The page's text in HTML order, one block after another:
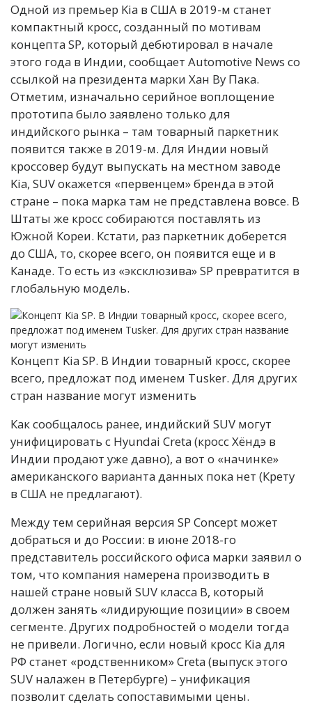
Одной из премьер Kia в США в 2019-м станет
компактный кросс, созданный по мотивам
концепта SP, который дебютировал в начале
этого года в Индии, сообщает Automotive News со
ссылкой на президента марки Хан Ву Пака.
Отметим, изначально серийное воплощение
прототипа было заявлено только для
индийского рынка – там товарный паркетник
появится также в 2019-м. Для Индии новый
кроссовер будут выпускать на местном заводе
Kia, SUV окажется «первенцем» бренда в этой
стране – пока марка там не представлена вовсе. В
Штаты же кросс собираются поставлять из
Южной Кореи. Кстати, раз паркетник доберется
до США, то, скорее всего, он появится еще и в
Канаде. То есть из «эксклюзива» SP превратится в
глобальную модель.
Концепт Kia SP. В Индии товарный кросс, скорее
всего, предложат под именем Tusker. Для других
стран название могут изменить
Как сообщалось ранее, индийский SUV могут
унифицировать с Hyundai Creta (кросс Хёндэ в
Индии продают уже давно), а вот о «начинке»
американского варианта данных пока нет (Крету
в США не предлагают).
Между тем серийная версия SP Concept может
добраться и до России: в июне 2018-го
представитель российского офиса марки заявил о
том, что компания намерена производить в
нашей стране новый SUV класса B, который
должен занять «лидирующие позиции» в своем
сегменте. Других подробностей о модели тогда
не привели. Логично, если новый кросс Kia для
РФ станет «родственником» Creta (выпуск этого
SUV налажен в Петербурге) – унификация
позволит сделать сопоставимыми цены.